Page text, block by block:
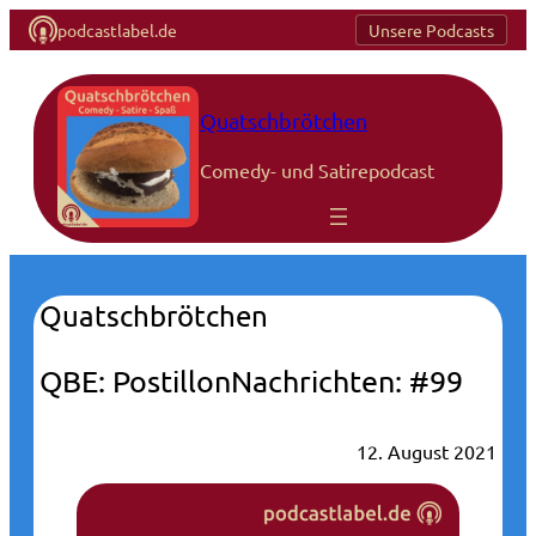
podcastlabel.de Unsere Podcasts
Quatschbrötchen
Comedy- und Satirepodcast
Quatschbrötchen
QBE: PostillonNachrichten: #99
12. August 2021